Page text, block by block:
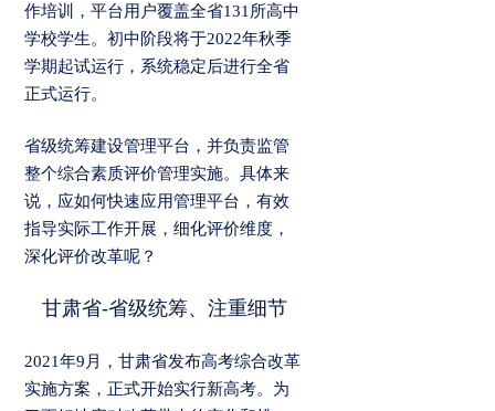
作培训，平台用户覆盖全省131所高中
学校学生。初中阶段将于2022年秋季
学期起试运行，系统稳定后进行全省
正式运行。
省级统筹建设管理平台，并负责监管
整个综合素质评价管理实施。具体来
说，应如何快速应用管理平台，有效
指导实际工作开展，细化评价维度，
深化评价改革呢？
甘肃省-省级统筹、注重细节
2021年9月，甘肃省发布高考综合改革
实施方案，正式开始实行新高考。为